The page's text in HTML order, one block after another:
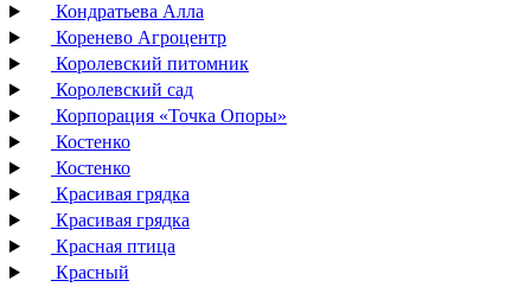
Кондратьева Алла
Коренево Агроцентр
Королевский питомник
Королевский сад
Корпорация «Точка Опоры»
Костенко
Костенко
Красивая грядка
Красивая грядка
Красная птица
Красный